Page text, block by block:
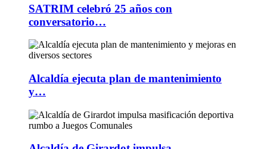
SATRIM celebró 25 años con
conversatorio…
Alcaldía ejecuta plan de mantenimiento
y…